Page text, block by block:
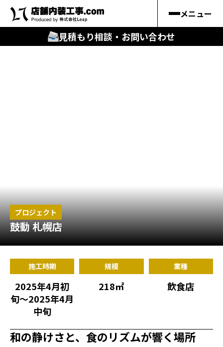
メニュー
見積もり相談・お問い合わせ
はじめての方
店舗内装工事.comの強み
施工までの流れ
お客様のこえ
採用情報
プロジェクト
鼓動 札幌店
施工時期
2025年4月初
旬〜2025年4月
中旬
規模
218㎡
業種
飲食店
和の静けさと、食のリズムが響く場所